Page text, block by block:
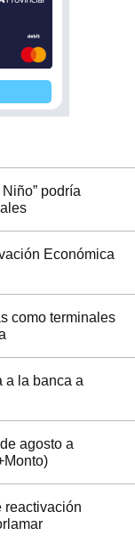
podría
Económica
como terminales
a la banca a
agosto a
reactivación